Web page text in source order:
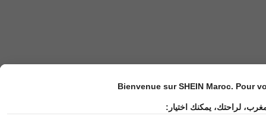
Bienvenue sur SHEIN Maroc. Pour
لراحتك، يمكنك اختيار: